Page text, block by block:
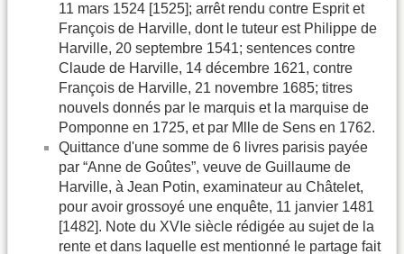
11 mars 1524 [1525]; arrêt rendu contre Esprit et
François de Harville, dont le tuteur est Philippe de
Harville, 20 septembre 1541; sentences contre
Claude de Harville, 14 décembre 1621, contre
François de Harville, 21 novembre 1685; titres
nouvels donnés par le marquis et la marquise de
Pomponne en 1725, et par Mlle de Sens en 1762.
Quittance d'une somme de 6 livres parisis payée
par “Anne de Goûtes”, veuve de Guillaume de
Harville, à Jean Potin, examinateur au Châtelet,
pour avoir grossoyé une enquête, 11 janvier 1481
[1482]. Note du XVIe siècle rédigée au sujet de la
rente et dans laquelle est mentionné le partage fait